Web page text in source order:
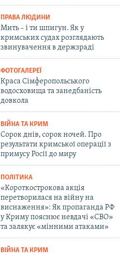
ПРАВА ЛЮДИНИ
Мить – і ти шпигун. Як у
кримських судах розглядають
звинувачення в держзраді
ФОТОГАЛЕРЕЇ
Краса Сімферопольського
водосховища та занедбаність
довкола
ВІЙНА ТА КРИМ
Сорок днів, сорок ночей. Про
результати кримської операції з
примусу Росії до миру
ПОЛІТИКА
«Короткострокова акція
перетворилася на війну на
виснаження»: Як пропаганда РФ
у Криму пояснює невдачі «СВО»
та залякує «мінними атаками»
ВІЙНА ТА КРИМ